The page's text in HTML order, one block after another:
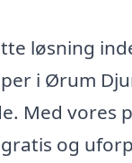
løsning
i Ørum
Med vores
og